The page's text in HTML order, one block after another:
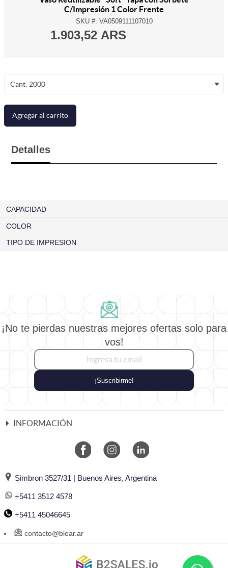
C/Impresión 1 Color Frente
SKU #: VA0509111107010
1.903,52 ARS
Cant: 2000
Agregar al carrito
Detalles
CAPACIDAD
COLOR
TIPO DE IMPRESION
¡No te pierdas nuestras mejores ofertas solo para
vos!
¡Suscribirme!
INFORMACIÓN
Simbron 3527/31 | Buenos Aires, Argentina
+5411 3512 4578
+5411 45046645
contacto@blear.ar